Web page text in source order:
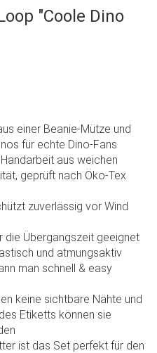
"Coole Dino
einer Beanie-Mütze und
für echte Dino-Fans
aus weichen
geprüft nach Öko-Tex
zuverlässig vor Wind
die Übergangszeit geeignet
und atmungsaktiv
man schnell & easy
keine sichtbare Nähte und
Etiketts können sie
ist das Set perfekt für den